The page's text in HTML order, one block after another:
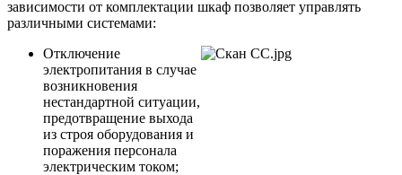
зависимости от комплектации шкаф позволяет управлять
различными системами:
Отключение
электропитания в случае
возникновения
нестандартной ситуации,
предотвращение выхода
из строя оборудования и
поражения персонала
электрическим током;